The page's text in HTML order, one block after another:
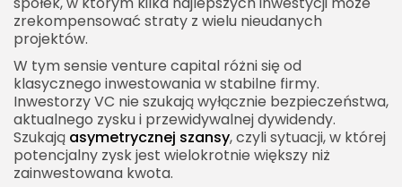
zrekompensować straty z wielu nieudanych
projektów.
W tym sensie venture capital różni się od
klasycznego inwestowania w stabilne firmy.
Inwestorzy VC nie szukają wyłącznie bezpieczeństwa,
aktualnego zysku i przewidywalnej dywidendy.
Szukają asymetrycznej szansy, czyli sytuacji, w której
potencjalny zysk jest wielokrotnie większy niż
zainwestowana kwota.
Jak rozmawiać z venture capitalists?
Pytania, które founderzy powinni zadać
inwestorowi
Najczęstsze błędy founderów w kontakcie z
venture capitalists
Trendy wpływające na venture capitalists
Sztuczna inteligencja